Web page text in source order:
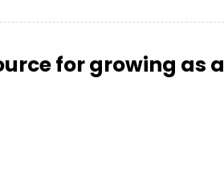
for growing as a